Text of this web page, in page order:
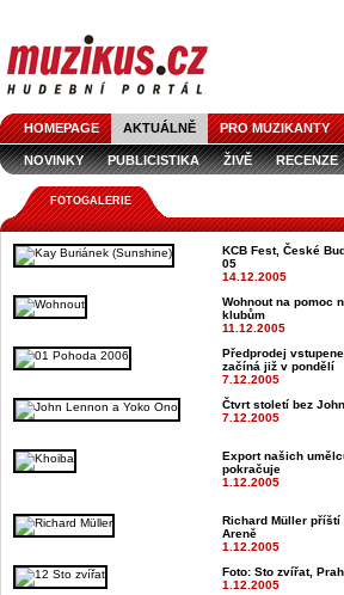
HOMEPAGE AKTUÁLNĚ PRO MUZIKANTY
NOVINKY PUBLICISTIKA ŽIVĚ RECENZE
FOTOGALERIE
KCB Fest, České
05
14.12.2005
Wohnout na pomoc
klubům
11.12.2005
Předprodej
začíná již v pondělí
7.12.2005
Čtvrt století bez
7.12.2005
Export našich
pokračuje
1.12.2005
Richard Müller příští
Areně
1.12.2005
Foto: Sto zvířat,
1.12.2005